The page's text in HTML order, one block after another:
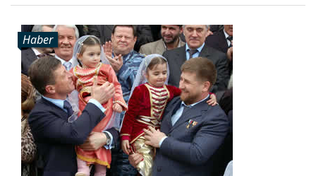
Haber